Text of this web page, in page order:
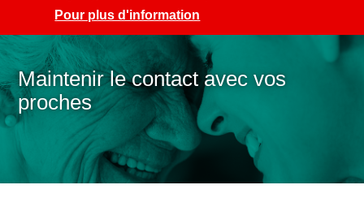
Pour plus d'information
Maintenir le contact avec vos
proches